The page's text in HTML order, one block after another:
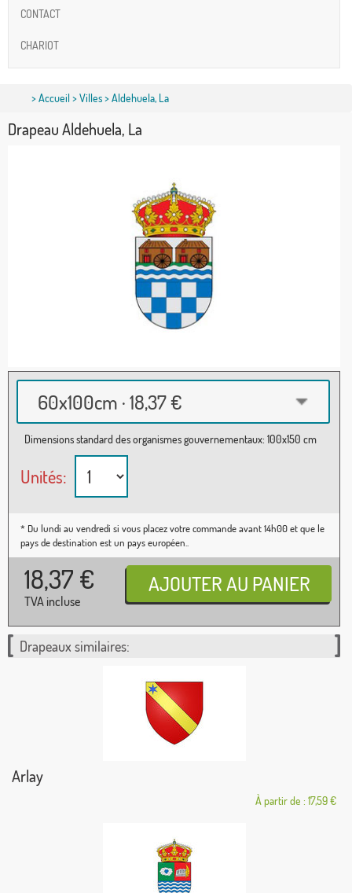
CONTACT
CHARIOT
>Accueil>Villes> Aldehuela, La
Drapeau Aldehuela, La
60x100cm · 18,37 €
Dimensions standard des organismes gouvernementaux: 100x150 cm
Unités:
* Du lundi au vendredi si vous placez votre commande avant 14h00 et que le
pays de destination est un pays européen..
18,37 €
TVA incluse
Drapeaux similaires:
Arlay
À partir de : 17,59 €